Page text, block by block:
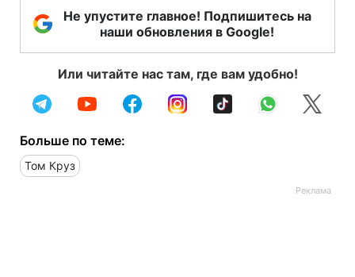
Не упустите главное! Подпишитесь на
наши обновления в Google!
Или читайте нас там, где вам удобно!
Больше по теме:
Том Круз